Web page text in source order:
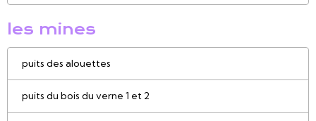
les mines
puits des alouettes
puits du bois du verne 1 et 2